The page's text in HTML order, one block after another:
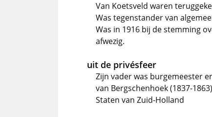
Van Koetsveld waren
Was tegenstander van
Was in 1916 bij de stemming
afwezig.
uit de privésfeer
Zijn vader was burgemeester
van Bergschenhoek (1837-
Staten van Zuid-Holland